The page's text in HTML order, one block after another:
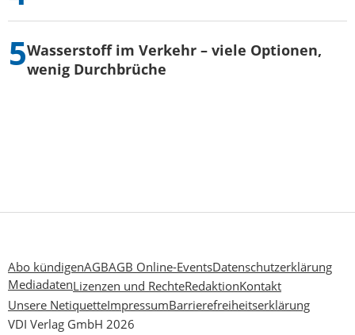
Wasserstoff im Verkehr – viele Optionen,
wenig Durchbrüche
Abo kündigenAGBAGB Online-EventsDatenschutzerklärung
MediadatenLizenzen und RechteRedaktionKontakt
Unsere NetiquetteImpressumBarrierefreiheitserklärung
VDI Verlag GmbH 2026